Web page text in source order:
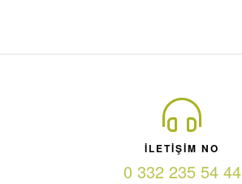
ILETIŞIM NO
0 332 235 54 44